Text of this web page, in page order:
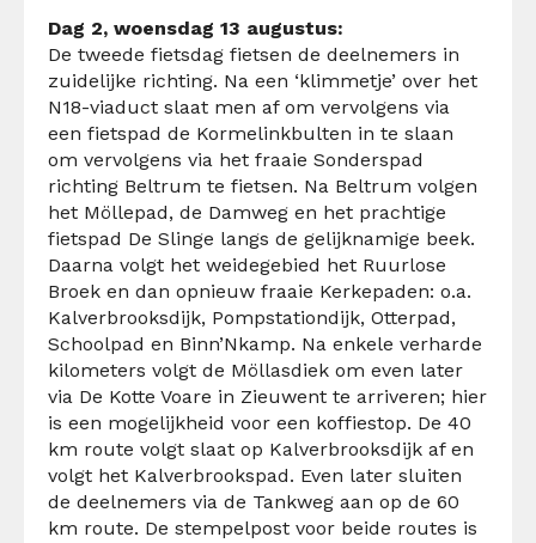
Dag 2, woensdag 13 augustus:
De tweede fietsdag fietsen de deelnemers in
zuidelijke richting. Na een ‘klimmetje’ over het
N18-viaduct slaat men af om vervolgens via
een fietspad de Kormelinkbulten in te slaan
om vervolgens via het fraaie Sonderspad
richting Beltrum te fietsen. Na Beltrum volgen
het Möllepad, de Damweg en het prachtige
fietspad De Slinge langs de gelijknamige beek.
Daarna volgt het weidegebied het Ruurlose
Broek en dan opnieuw fraaie Kerkepaden: o.a.
Kalverbrooksdijk, Pompstationdijk, Otterpad,
Schoolpad en Binn’Nkamp. Na enkele verharde
kilometers volgt de Möllasdiek om even later
via De Kotte Voare in Zieuwent te arriveren; hier
is een mogelijkheid voor een koffiestop. De 40
km route volgt slaat op Kalverbrooksdijk af en
volgt het Kalverbrookspad. Even later sluiten
de deelnemers via de Tankweg aan op de 60
km route. De stempelpost voor beide routes is